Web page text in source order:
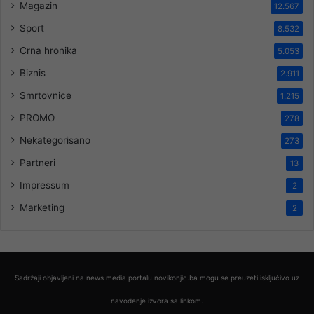
Magazin 12.567
Sport 8.532
Crna hronika 5.053
Biznis 2.911
Smrtovnice 1.215
PROMO 278
Nekategorisano 273
Partneri 13
Impressum 2
Marketing 2
Sadržaji objavljeni na news media portalu novikonjic.ba mogu se preuzeti isključivo uz
navođenje izvora sa linkom.